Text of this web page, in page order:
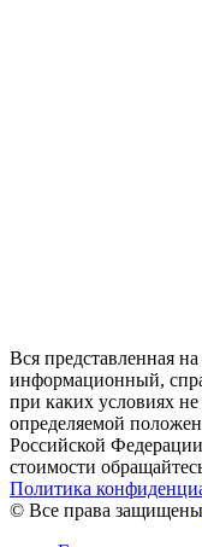
Вся представленная
информационный,
при каких условиях
определяемой
Российской
стоимости
Политика
© Все права защищены